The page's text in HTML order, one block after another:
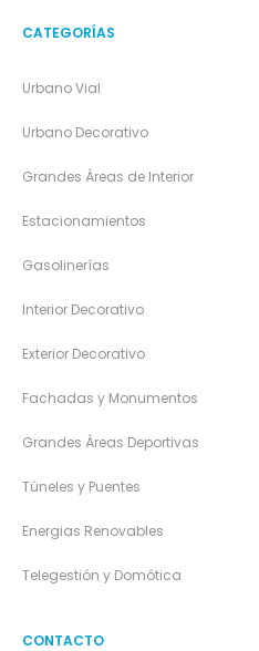
CATEGORÍAS
Urbano Vial
Urbano Decorativo
Grandes Áreas de Interior
Estacionamientos
Gasolinerías
Interior Decorativo
Exterior Decorativo
Fachadas y Monumentos
Grandes Áreas Deportivas
Túneles y Puentes
Energias Renovables
Telegestión y Domótica
CONTACTO